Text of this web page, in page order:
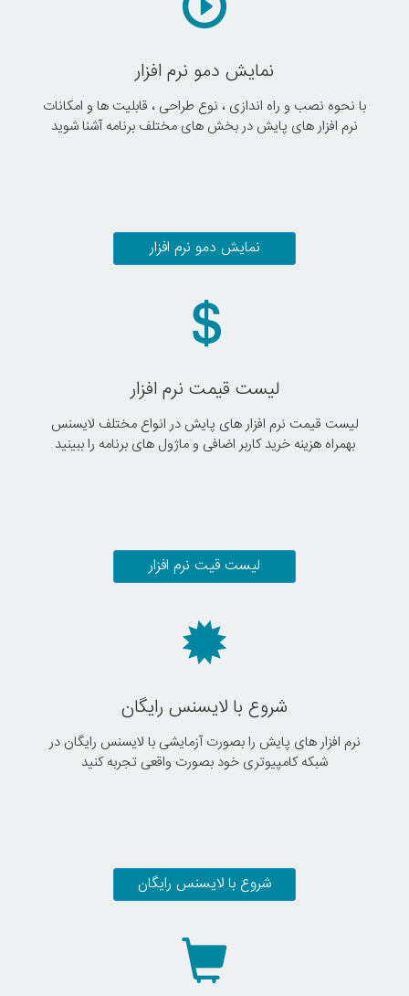
نمایش دمو نرم افزار
با نحوه نصب و راه اندازی ، نوع طراحی ، قابلیت ها و امکانات
نرم افزار های پایش در بخش های مختلف برنامه آشنا شوید
نمایش دمو نرم افزار
لیست قیمت نرم افزار
لیست قیمت نرم افزار های پایش در انواع مختلف لایسنس
بهمراه هزینه خرید کاربر اضافی و ماژول های برنامه را ببینید
لیست قیت نرم افزار
شروع با لایسنس رایگان
نرم افزار های پایش را بصورت آزمایشی با لایسنس رایگان در
شبکه کامپیوتری خود بصورت واقعی تجربه کنید
شروع با لایسنس رایگان